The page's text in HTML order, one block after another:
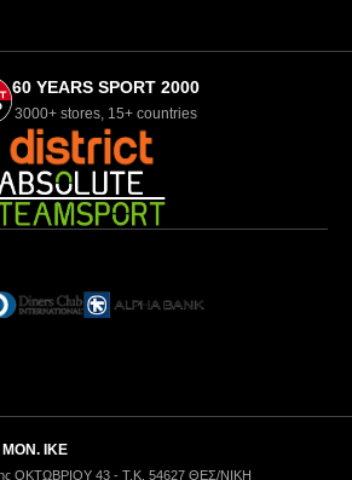
60 YEARS SPORT 2000
3000+ stores, 15+ countries
ΜΟΝ. ΙΚΕ
ΟΚΤΩΒΡΙΟΥ 43 - Τ.Κ. 54627 ΘΕΣ/ΝΙΚΗ